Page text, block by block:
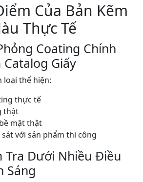
Của Bản Kẽm
Thực Tế
Coating Chính
Catalog Giấy
loại thể hiện:
thực tế
thật
mặt thật
sát với sản phẩm thi công
Tra Dưới Nhiều Điều
Sáng